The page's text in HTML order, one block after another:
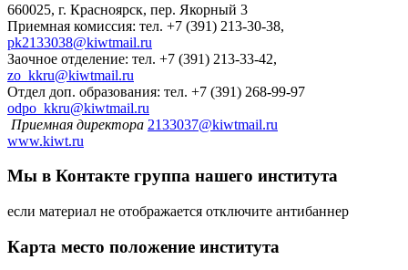
660025, г. Красноярск, пер. Якорный 3
Приемная комиссия: тел. +7 (391) 213-30-38,
pk2133038@kiwtmail.ru
Заочное отделение: тел. +7 (391) 213-33-42,
zo_kkru@kiwtmail.ru
Отдел доп. образования: тел. +7 (391) 268-99-97
odpo_kkru@kiwtmail.ru
Приемная директора 2133037@kiwtmail.ru
www.kiwt.ru
Мы в Контакте группа нашего института
если материал не отображается отключите антибаннер
Карта место положение института